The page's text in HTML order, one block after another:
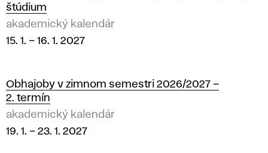
štúdium
akademický kalendár
15. 1. – 16. 1. 2027
Obhajoby v zimnom semestri 2026/2027 –
2. termín
akademický kalendár
19. 1. – 23. 1. 2027